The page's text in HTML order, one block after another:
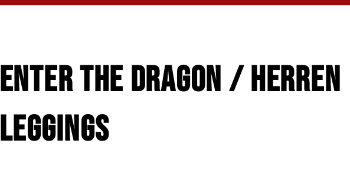
ENTER THE DRAGON / HERREN
LEGGINGS